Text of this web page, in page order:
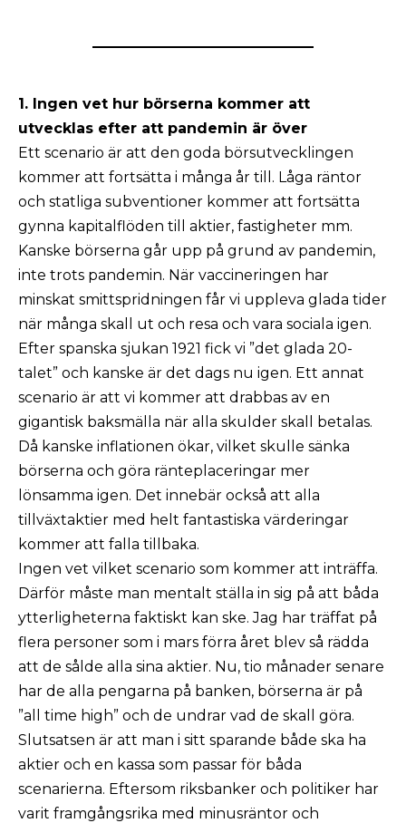
1. Ingen vet hur börserna kommer att
utvecklas efter att pandemin är över
Ett scenario är att den goda börsutvecklingen
kommer att fortsätta i många år till. Låga räntor
och statliga subventioner kommer att fortsätta
gynna kapitalflöden till aktier, fastigheter mm.
Kanske börserna går upp på grund av pandemin,
inte trots pandemin. När vaccineringen har
minskat smittspridningen får vi uppleva glada tider
när många skall ut och resa och vara sociala igen.
Efter spanska sjukan 1921 fick vi ”det glada 20-
talet” och kanske är det dags nu igen. Ett annat
scenario är att vi kommer att drabbas av en
gigantisk baksmälla när alla skulder skall betalas.
Då kanske inflationen ökar, vilket skulle sänka
börserna och göra ränteplaceringar mer
lönsamma igen. Det innebär också att alla
tillväxtaktier med helt fantastiska värderingar
kommer att falla tillbaka.
Ingen vet vilket scenario som kommer att inträffa.
Därför måste man mentalt ställa in sig på att båda
ytterligheterna faktiskt kan ske. Jag har träffat på
flera personer som i mars förra året blev så rädda
att de sålde alla sina aktier. Nu, tio månader senare
har de alla pengarna på banken, börserna är på
”all time high” och de undrar vad de skall göra.
Slutsatsen är att man i sitt sparande både ska ha
aktier och en kassa som passar för båda
scenarierna. Eftersom riksbanker och politiker har
varit framgångsrika med minusräntor och